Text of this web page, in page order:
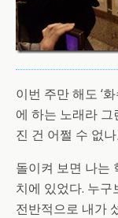
이번 주만 해도 ‘
에 하는 노래라
진 건 어쩔 수 없
돌이켜 보면 나는
치에 있었다. 누
전반적으로 내가